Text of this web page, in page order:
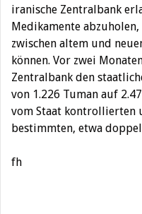
iranische Zentralbank
Medikamente
zwischen altem und
können. Vor zwei
Zentralbank den
von 1.226 Tuman auf
vom Staat kontrollierten
bestimmten, etwa
fh